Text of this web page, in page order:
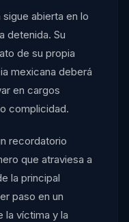
abierta en lo
detenida. Su
de su propia
mexicana deberá
en cargos
complicidad.
recordatorio
que atraviesa a
la principal
paso en un
la víctima y la